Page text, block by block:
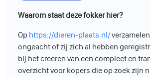
Waarom staat deze fokker hier?
Op https://dieren-plaats.nl/
ongeacht of zij zich al hebben
bij het creëren van een compleet en
overzicht voor kopers die op zoek zijn